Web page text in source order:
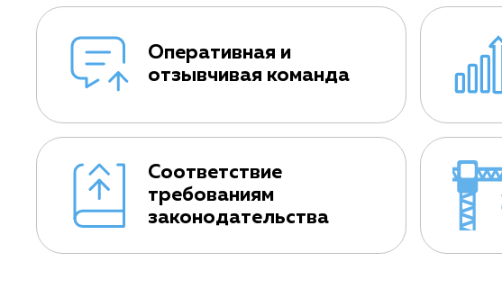
Оперативная и
отзывчивая команда
Соответствие
требованиям
законодательства